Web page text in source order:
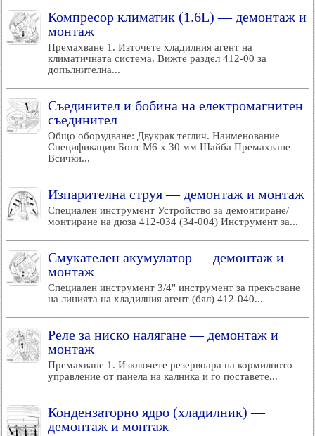
Компресор климатик (1.6L) — демонтаж и
монтаж
Премахване 1. Източете хладилния агент на
климатичната система. Вижте раздел 412-00 за
допълнителна...
Съединител и бобина на електромагнитен
съединител
Общо оборудване: Двукрак теглич. Наименование
Спецификация Болт М6 х 30 мм Шайба Премахване
Всички...
Изпарителна струя — демонтаж и монтаж
Специален инструмент Устройство за демонтиране/
монтиране на дюза 412-034 (34-004) Инструмент за...
Смукателен акумулатор — демонтаж и
монтаж
Специален инструмент 3/4" инструмент за прекъсване
на линията на хладилния агент (бял) 412-040...
Реле за ниско налягане — демонтаж и
монтаж
Премахване 1. Изключете резервоара на кормилното
управление от панела на калника и го поставете...
Кондензаторно ядро (хладилник) —
демонтаж и монтаж